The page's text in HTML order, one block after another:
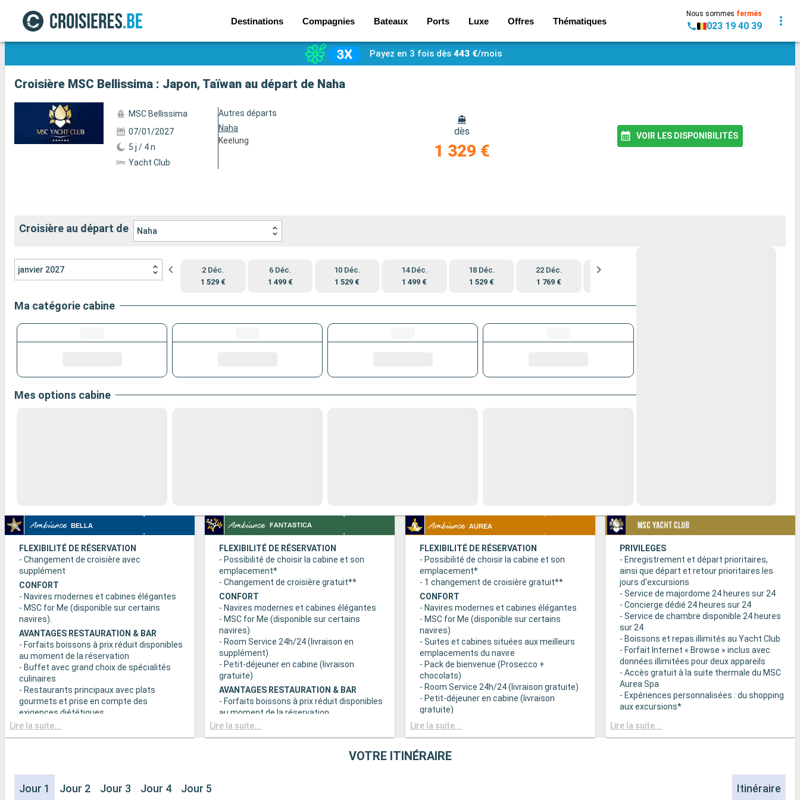
Destinations Compagnies Bateaux Ports Luxe Offres Thématiques
Nous sommes fermés
023 19 40 39
Voir les 69 autres photos
Payez en 3 fois dès 443 €/mois
Croisière MSC Bellissima : Japon, Taïwan au départ de Naha
MSC Bellissima
07/01/2027
5 j / 4 n
Yacht Club
Autres départs
Naha
Keelung
dès
1 329 €
VOIR LES DISPONIBILITÉS
Croisière au départ de Naha
janvier 2027
2 Déc.
1 529 €
6 Déc.
1 499 €
10 Déc.
1 529 €
14 Déc.
1 499 €
18 Déc.
1 529 €
22 Déc.
1 769 €
Ma catégorie cabine
Mes options cabine
FLEXIBILITÉ DE RÉSERVATION
- Changement de croisière avec
supplément
CONFORT
- Navires modernes et cabines élégantes
- MSC for Me (disponible sur certains
navires).
AVANTAGES RESTAURATION & BAR
- Forfaits boissons à prix réduit disponibles
au moment de la réservation
- Buffet avec grand choix de spécialités
culinaires
- Restaurants principaux avec plats
gourmets et prise en compte des
exigences diététiques
SPORT ET DIVERTISSEMENTS
- Programme varié de spectacles de style
- Salle de sport équipée avec vue
panoramique
Lire la suite...
FLEXIBILITÉ DE RÉSERVATION
- Possibilité de choisir la cabine et son
emplacement*
- Changement de croisière gratuit**
CONFORT
- Navires modernes et cabines élégantes
- MSC for Me (disponible sur certains
navires)
- Room Service 24h/24 (livraison en
supplément)
- Petit-déjeuner en cabine (livraison
gratuite)
AVANTAGES RESTAURATION & BAR
- Forfaits boissons à prix réduit disponibles
au moment de la réservation
- Buffet avec grand choix de spécialités
Lire la suite...
FLEXIBILITÉ DE RÉSERVATION
- Possibilité de choisir la cabine et son
emplacement*
- 1 changement de croisière gratuit**
CONFORT
- Navires modernes et cabines élégantes
- MSC for Me (disponible sur certains
navires)
- Suites et cabines situées aux meilleurs
emplacements du navire
- Pack de bienvenue (Prosecco +
chocolats)
- Room Service 24h/24 (livraison gratuite)
- Petit-déjeuner en cabine (livraison
gratuite)
AVANTAGES RESTAURATION & BAR
- Buffet avec grand choix de spécialités
Lire la suite...
PRIVILEGES
- Enregistrement et départ prioritaires,
ainsi que départ et retour prioritaires les
jours d'excursions
- Service de majordome 24 heures sur 24
- Concierge dédié 24 heures sur 24
- Service de chambre disponible 24 heures
sur 24
- Boissons et repas illimités au Yacht Club
- Forfait Internet « Browse » inclus avec
données illimitées pour deux appareils
- Accès gratuit à la suite thermale du MSC
Aurea Spa
- Expériences personnalisées : du shopping
aux excursions*
suite
- Autres attentions personnelles : service
- L’expérience la plus récompensée pour le
Lire la suite...
VOTRE ITINÉRAIRE
Jour 1 Jour 2 Jour 3 Jour 4 Jour 5 Itinéraire